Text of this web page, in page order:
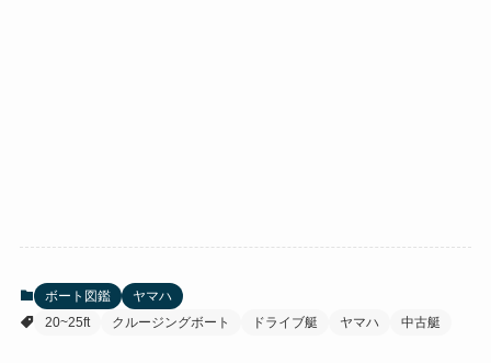
ボート図鑑
ヤマハ
20~25ft
クルージングボート ドライブ艇 ヤマハ 中古艇